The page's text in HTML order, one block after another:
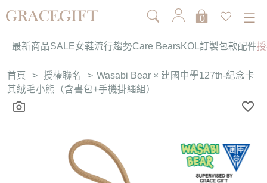
0
最新商品SALE女鞋流行趨勢Care BearsKOL訂製包款配件
首頁 > 授權聯名 > Wasabi Bear × 建國中學127th-紀念卡
其絨毛小熊（含書包+手機掛繩組）